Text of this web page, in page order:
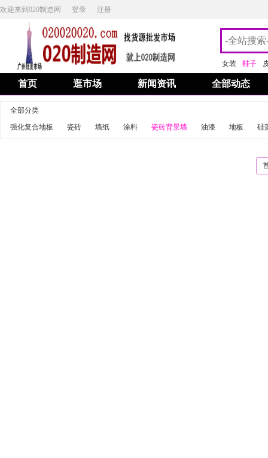
欢迎来到020制造网 登录 注册
女装 鞋子
首页 逛市场 新闻资讯 全部动态
全部分类
强化复合地板
瓷砖 墙纸 涂料 瓷砖背景墙 油漆 地板 硅